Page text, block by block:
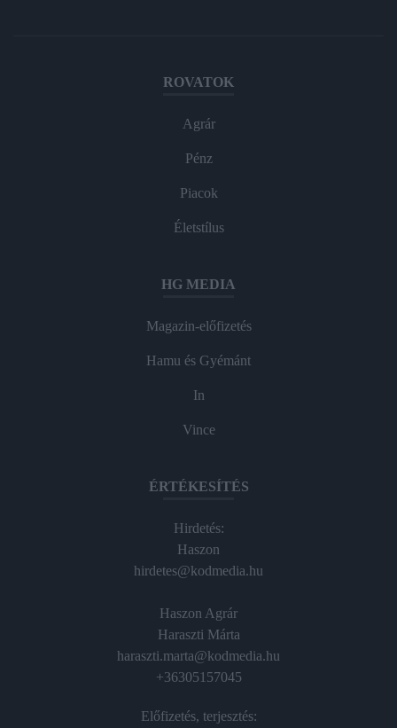
ROVATOK
Agrár
Pénz
Piacok
Életstílus
HG MEDIA
Magazin-előfizetés
Hamu és Gyémánt
In
Vince
ÉRTÉKESÍTÉS
Hirdetés:
Haszon
hirdetes@kodmedia.hu
Haszon Agrár
Haraszti Márta
haraszti.marta@kodmedia.hu
+36305157045
Előfizetés, terjesztés: